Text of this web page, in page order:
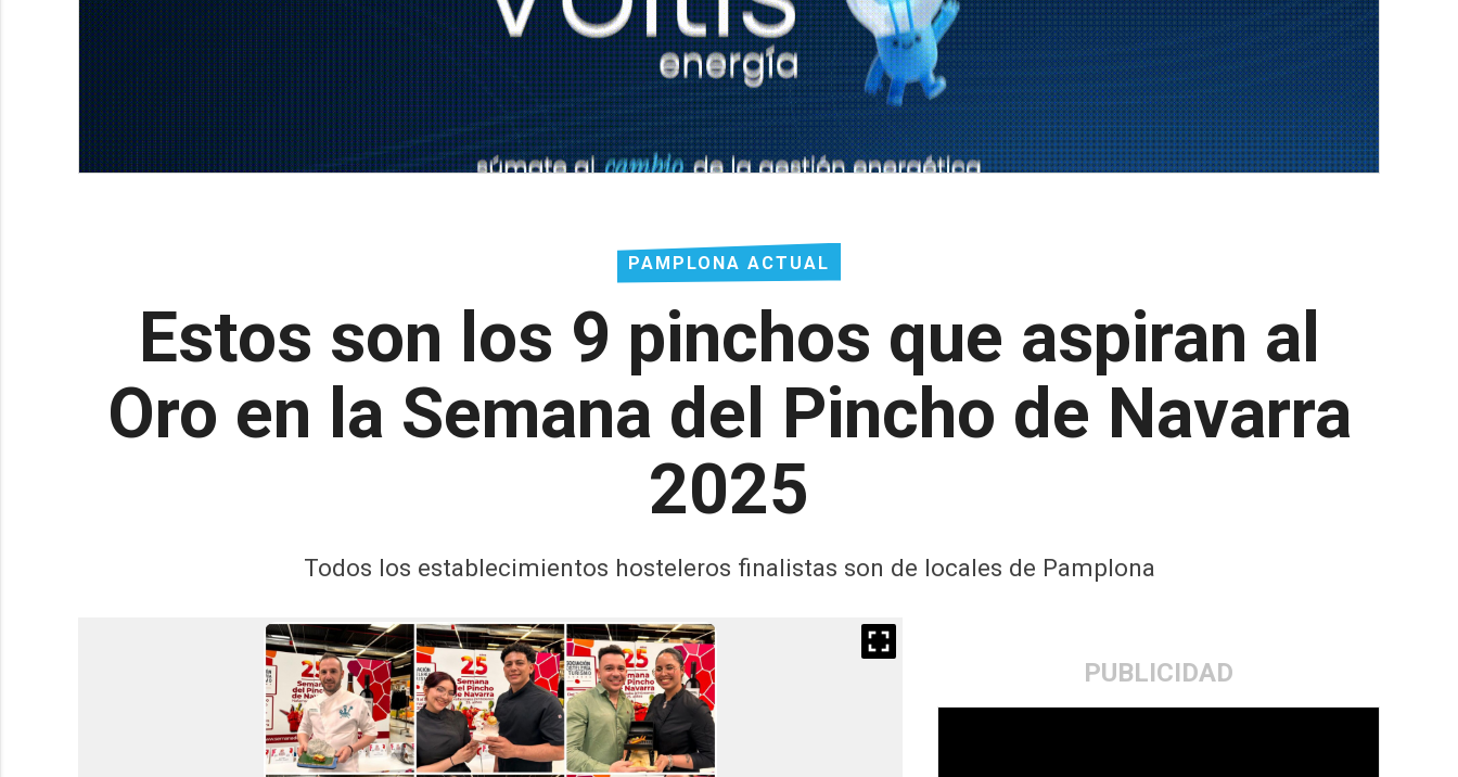
PAMPLONA ACTUAL
Estos son los 9 pinchos que aspiran al
Oro en la Semana del Pincho de Navarra
2025
Todos los establecimientos hosteleros finalistas son de locales de Pamplona
PUBLICIDAD